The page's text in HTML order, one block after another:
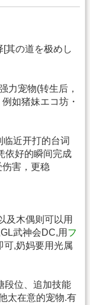
其の道を极めし
力宠物(转生后，
如猪妹エコ坊・
近开打的台词
依好的瞬间完成
害，更稳
及木偶则可以用
武神会DC,用 フ
可,奶妈要用光属
段位、追加技能
太在意的宠物.有